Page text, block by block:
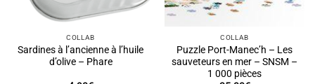
COLLAB
Sardines à l’ancienne à l’huile
d’olive – Phare
COLLAB
Puzzle Port-Manec’h – Les
sauveteurs en mer – SNSM –
1 000 pièces